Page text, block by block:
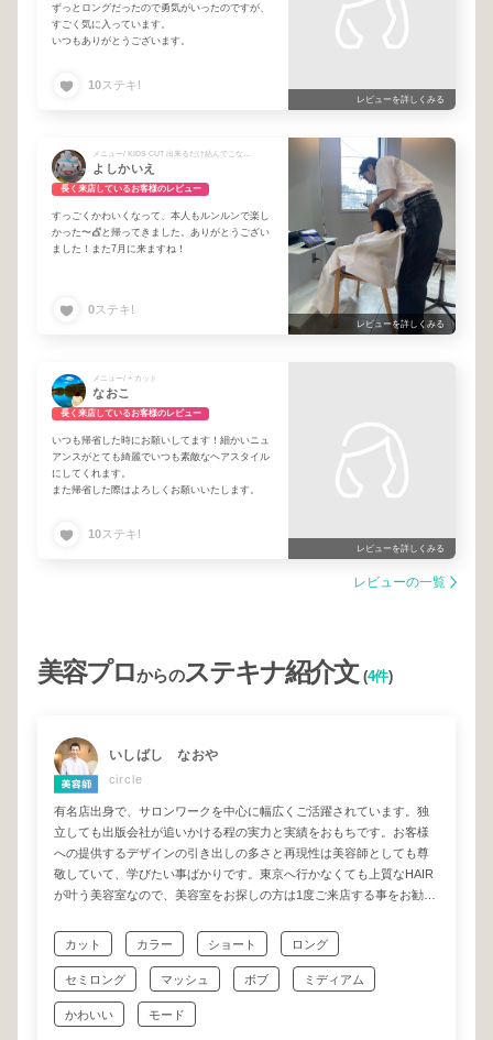
ずっとロングだったので勇気がいったのですが、
すごく気に入っています。
いつもありがとうございます。
10ステキ!
レビューを詳しくみる
よしかいえ
長く来店しているお客様のレビュー
すっごくかわいくなって、本人もルンルンで楽し
かった〜💇と帰ってきました。ありがとうござい
ました！また7月に来ますね！
0ステキ!
レビューを詳しくみる
メニュー/ + カット
なおこ
長く来店しているお客様のレビュー
いつも帰省した時にお願いしてます！細かいニュ
アンスがとても綺麗でいつも素敵なヘアスタイル
にしてくれます。
また帰省した際はよろしくお願いいたします。
10ステキ!
レビューを詳しくみる
レビューの一覧
美容プロからのステキナ紹介文(4件)
いしばし なおや
circle
有名店出身で、サロンワークを中心に幅広くご活躍されています。独
立しても出版会社が追いかける程の実力と実績をおもちです。お客様
への提供するデザインの引き出しの多さと再現性は美容師としても尊
敬していて、学びたい事ばかりです。東京へ行かなくても上質なHAIR
が叶う美容室なので、美容室をお探しの方は1度ご来店する事をお勧め
カット カラー ショート ロング
セミロング マッシュ ボブ ミディアム
かわいい モード